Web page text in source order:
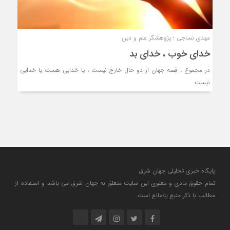
مهدی نساجی ؛ پژوهشگر علم و دین
خدای خوب ، خدای بد
در مجموع ، قصه جهان از دو حال خارج نیست ، یا خدایی هست یا خدایی
نیست
پایگاه خبری تحلیلی جهان شرق
تمام حقوق مادی و معنوی این سایت متعلق به جهان شرق می باشد و استفاده از
مطالب با ذکر منبع بلامانع است.